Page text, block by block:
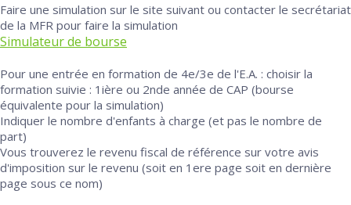
Faire une simulation sur le site suivant ou contacter le secrétariat
de la MFR pour faire la simulation
Simulateur de bourse
Pour une entrée en formation de 4e/3e de l'E.A. : choisir la
formation suivie : 1ière ou 2nde année de CAP (bourse
équivalente pour la simulation)
Indiquer le nombre d'enfants à charge (et pas le nombre de
part)
Vous trouverez le revenu fiscal de référence sur votre avis
d'imposition sur le revenu (soit en 1ere page soit en dernière
page sous ce nom)